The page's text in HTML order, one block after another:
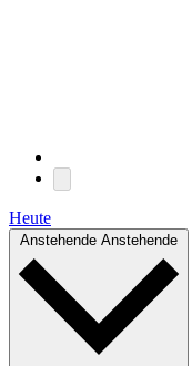
Heute
Anstehende Anstehende